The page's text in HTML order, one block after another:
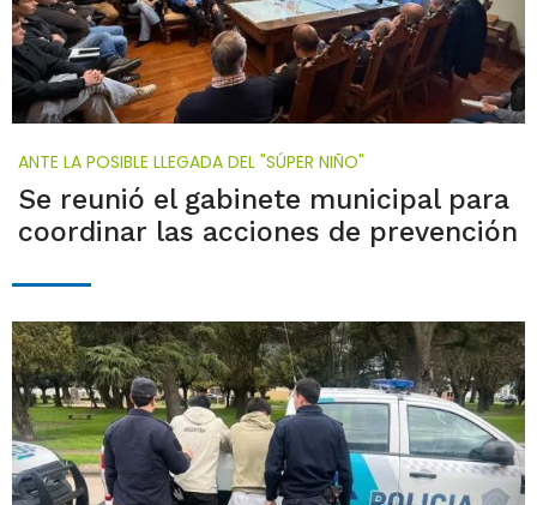
ANTE LA POSIBLE LLEGADA DEL "SÚPER NIÑO"
Se reunió el gabinete municipal para
coordinar las acciones de prevención